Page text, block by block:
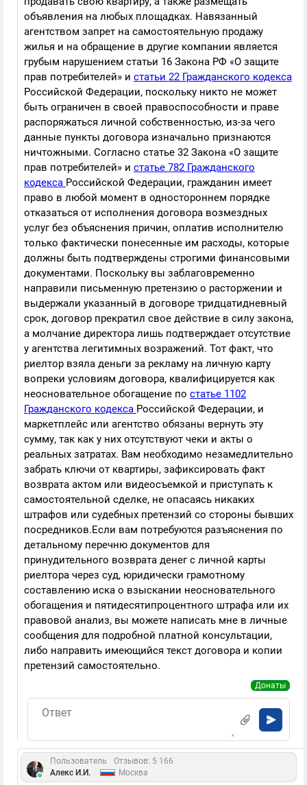
объявления на любых площадках. Навязанный
агентством запрет на самостоятельную продажу
жилья и на обращение в другие компании является
грубым нарушением статьи 16 Закона РФ «О защите
прав потребителей» и статьи 22 Гражданского кодекса
Российской Федерации, поскольку никто не может
быть ограничен в своей правоспособности и праве
распоряжаться личной собственностью, из-за чего
данные пункты договора изначально признаются
ничтожными. Согласно статье 32 Закона «О защите
прав потребителей» и статье 782 Гражданского
кодекса Российской Федерации, гражданин имеет
право в любой момент в одностороннем порядке
отказаться от исполнения договора возмездных
услуг без объяснения причин, оплатив исполнителю
только фактически понесенные им расходы, которые
должны быть подтверждены строгими финансовыми
документами. Поскольку вы заблаговременно
направили письменную претензию о расторжении и
выдержали указанный в договоре тридцатидневный
срок, договор прекратил свое действие в силу закона,
а молчание директора лишь подтверждает отсутствие
у агентства легитимных возражений. Тот факт, что
риелтор взяла деньги за рекламу на личную карту
вопреки условиям договора, квалифицируется как
неосновательное обогащение по статье 1102
Гражданского кодекса Российской Федерации, и
маркетплейс или агентство обязаны вернуть эту
сумму, так как у них отсутствуют чеки и акты о
реальных затратах. Вам необходимо незамедлительно
забрать ключи от квартиры, зафиксировать факт
возврата актом или видеосъемкой и приступать к
самостоятельной сделке, не опасаясь никаких
штрафов или судебных претензий со стороны бывших
посредников.Если вам потребуются разъяснения по
детальному перечню документов для
принудительного возврата денег с личной карты
риелтора через суд, юридически грамотному
составлению иска о взыскании неосновательного
обогащения и пятидесятипроцентного штрафа или их
правовой анализ, вы можете написать мне в личные
сообщения для подробной платной консультации,
либо направить имеющийся текст договора и копии
претензий самостоятельно.
Донаты
Пользователь
Отзывов: 5 166
Алекс И.И.
Москва